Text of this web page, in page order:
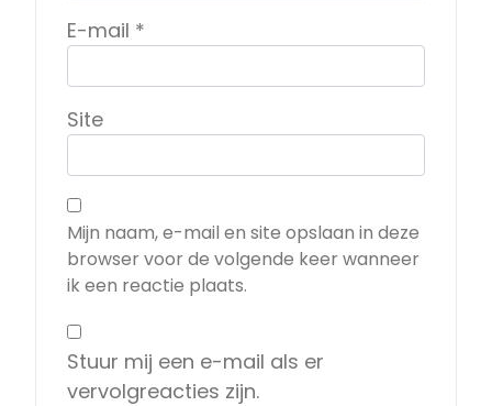
E-mail *
Site
Mijn naam, e-mail en site opslaan in deze
browser voor de volgende keer wanneer
ik een reactie plaats.
Stuur mij een e-mail als er
vervolgreacties zijn.